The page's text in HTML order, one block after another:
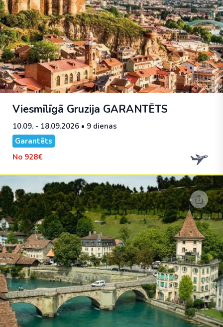
Viesmīlīgā Gruzija GARANTĒTS
10.09. - 18.09.2026 • 9 dienas
Garantēts
No 928€